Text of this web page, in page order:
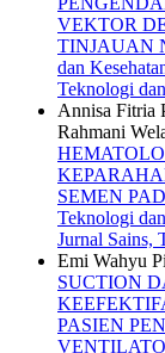
VEKTOR
TINJAUAN
dan
Teknologi
Annisa Fitria
Rahmani
SEMEN
Teknologi
Jurnal Sains,
Emi Wahyu
SUCTION
PASIEN